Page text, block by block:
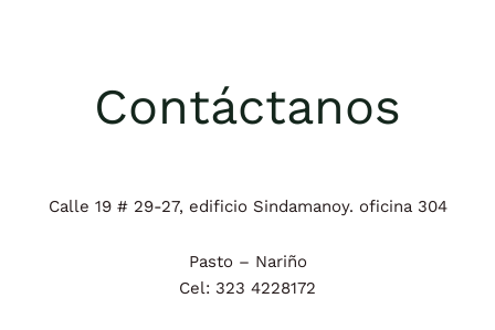
Contáctanos
Calle 19 # 29-27, edificio Sindamanoy. oficina 304
Pasto – Nariño
Cel: 323 4228172